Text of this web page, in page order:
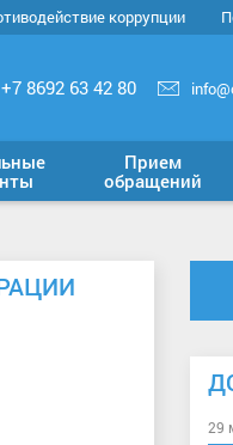
коррупции
+7 8692 63 42 80
Прием
обращений
29